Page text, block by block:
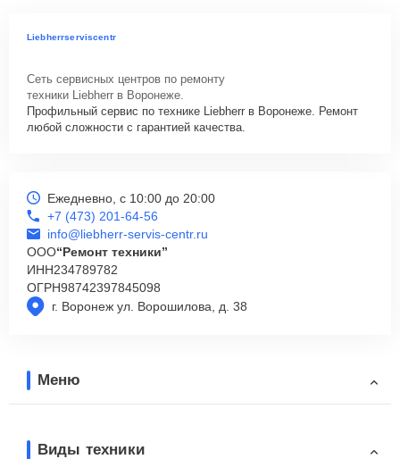
Liebherrserviscentr
Сеть сервисных центров по ремонту
техники Liebherr в Воронеже.
Профильный сервис по технике Liebherr в Воронеже. Ремонт
любой сложности с гарантией качества.
г. Воронеж ул. Ворошилова, д. 38
Ежедневно, с 10:00 до 20:00
+7 (473) 201-64-56
info@liebherr-servis-centr.ru
ООО“Ремонт техники”
ИНН234789782
ОГРН98742397845098
Меню
Виды техники